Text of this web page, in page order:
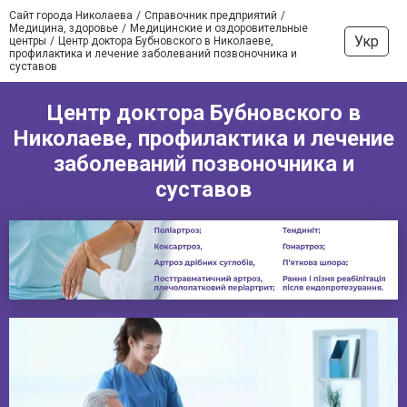
Сайт города Николаева
Справочник предприятий
Медицина, здоровье
Медицинские и оздоровительные
центры
Центр доктора Бубновского в Николаеве,
профилактика и лечение заболеваний позвоночника и
суставов
Укр
Центр доктора Бубновского в
Николаеве, профилактика и лечение
заболеваний позвоночника и
суставов